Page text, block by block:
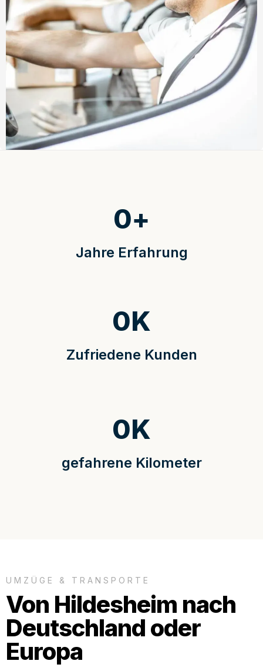
Jahre Erfahrung
0+
Zufriedene Kunden
0K
gefahrene Kilometer
0K
UMZÜGE & TRANSPORTE
Von Hildesheim nach
Deutschland oder
Europa